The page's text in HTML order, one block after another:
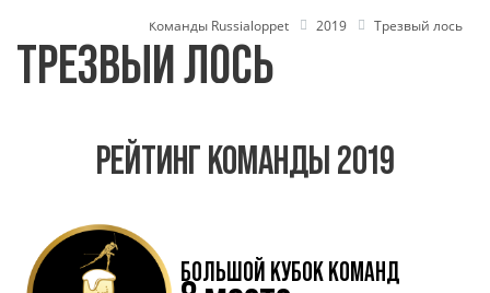
Команды Russialoppet 2019 Трезвый лось
ТРЕЗВЫЙ ЛОСЬ
РЕЙТИНГ КОМАНДЫ 2019
БОЛЬШОЙ КУБОК КОМАНД